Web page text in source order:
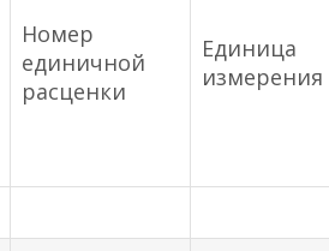
Номер
единичной
расценки
Единица
измерения